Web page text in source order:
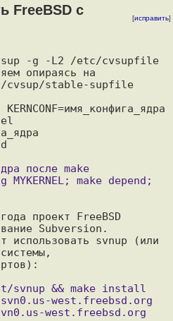
FreeBSD с
[исправить]
-g -L2 /etc/cvsupfile
опираясь на
cvsup/stable-supfile
make depend;
проект FreeBSD
Subversion.
использовать svnup (или